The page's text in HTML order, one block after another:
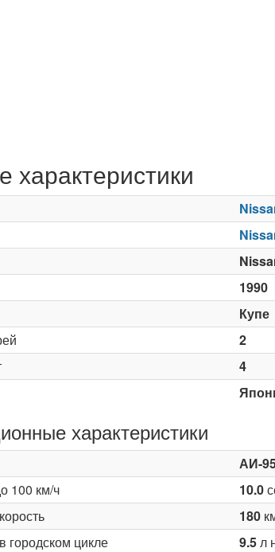
характеристики
1990
Купе
2
4
характеристики
АИ-
100 км/ч
10.0
180
городском цикле
9.5л